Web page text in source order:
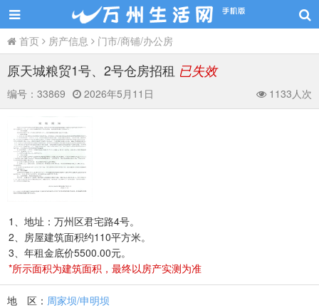
首页 房产信息 门市/商铺/办公房
原天城粮贸1号、2号仓房招租 已失效
编号： 33869 2026年5月11日 1133人次
1、地址：万州区君宅路4号。
2、房屋建筑面积约110平方米。
3、年租金底价5500.00元。
*所示面积为建筑面积，最终以房产实测为准
地 区： 周家坝/申明坝